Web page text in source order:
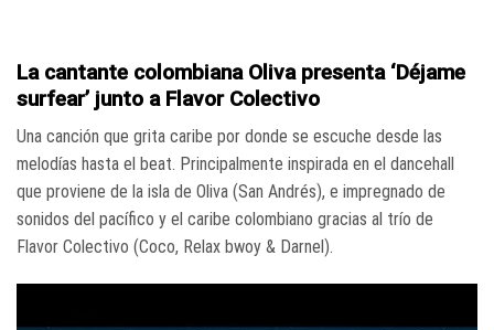
La cantante colombiana Oliva presenta ‘Déjame
surfear’ junto a Flavor Colectivo
Una canción que grita caribe por donde se escuche desde las
melodías hasta el beat. Principalmente inspirada en el dancehall
que proviene de la isla de Oliva (San Andrés), e impregnado de
sonidos del pacífico y el caribe colombiano gracias al trío de
Flavor Colectivo (Coco, Relax bwoy & Darnel).